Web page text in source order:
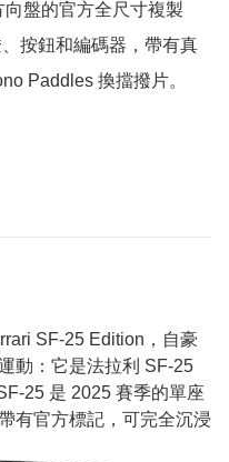
盤的官方全尺寸複製
按鈕和編碼器，帶有真
Paddles 換擋撥片。
SF-25 Edition，自豪
動：它是法拉利 SF-25
25 是 2025 賽季的單座
有官方標記，可完全沉浸